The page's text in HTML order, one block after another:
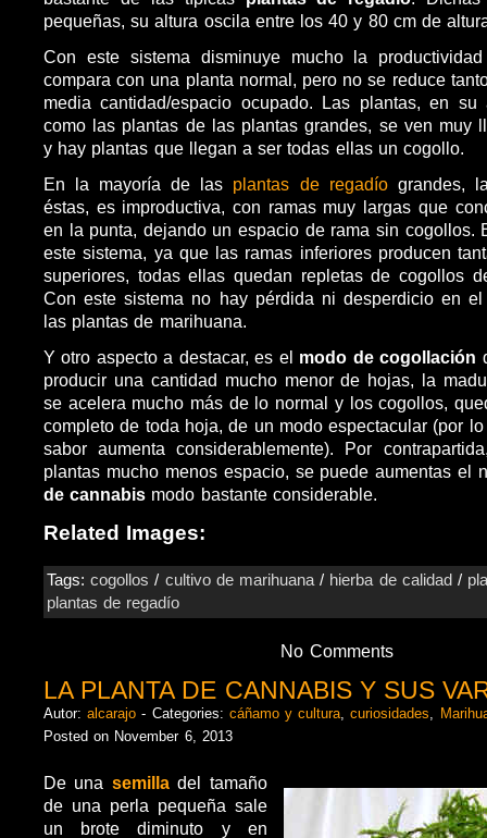
pequeñas, su altura oscila entre los 40 y 80 cm de
Con este sistema disminuye mucho la
compara con una planta normal, pero no se reduce
media cantidad/espacio ocupado. Las plantas, en su
como las plantas de las plantas grandes, se ven muy
y hay plantas que llegan a ser todas ellas un cogollo.
En la mayoría de las plantas de regadíograndes,
éstas, es improductiva, con ramas muy largas que
en la punta, dejando un espacio de rama sin cogollos.
este sistema, ya que las ramas inferiores producen
superiores, todas ellas quedan repletas de cogollos
Con este sistema no hay pérdida ni desperdicio en
las plantas de marihuana.
Y otro aspecto a destacar, es el modo de cogollación
producir una cantidad mucho menor de hojas, la
se acelera mucho más de lo normal y los cogollos,
completo de toda hoja, de un modo espectacular (por
sabor aumenta considerablemente). Por
plantas mucho menos espacio, se puede aumentas el
de cannabis modo bastante considerable.
Related Images:
Tags:cogollos / cultivo de marihuana / hierba de calidad /
plantas de regadío
No Comments
LA PLANTA DE CANNABIS Y SUS
Autor:alcarajo - Categories: cáñamo y cultura ,curiosidades
Posted on November 6, 2013
De una semilla del tamaño
de una perla pequeña sale
un brote diminuto y en